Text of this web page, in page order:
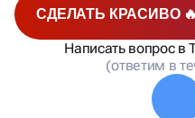
СДЕЛАТЬ КРАСИВО 🔥
Написать вопрос в
(ответим в